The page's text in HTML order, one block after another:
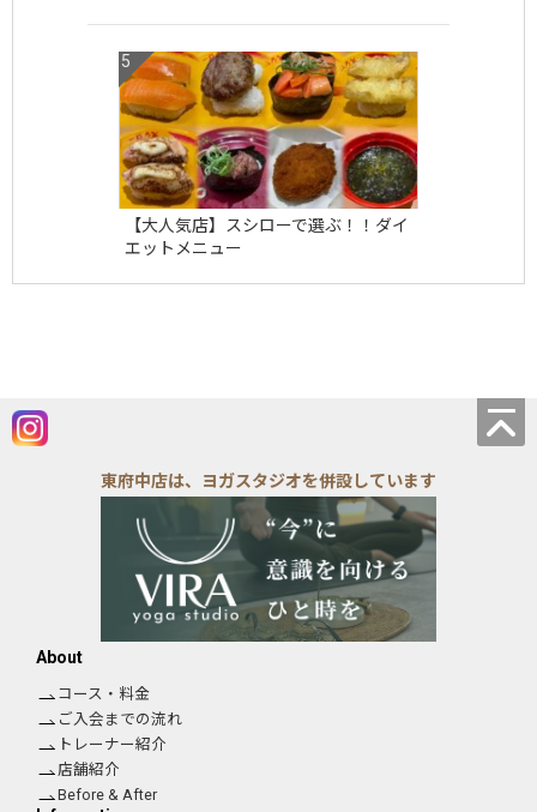
【大人気店】スシローで選ぶ！！ダイ
エットメニュー
東府中店は、ヨガスタジオを併設しています
About
コース・料金
ご入会までの流れ
トレーナー紹介
店舗紹介
Before & After